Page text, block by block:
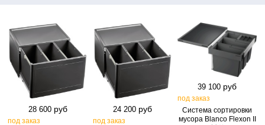
28 600 руб
под заказ
24 200 руб
под заказ
39 100 руб
под заказ
Система сортировки
мусора Blanco Flexon II